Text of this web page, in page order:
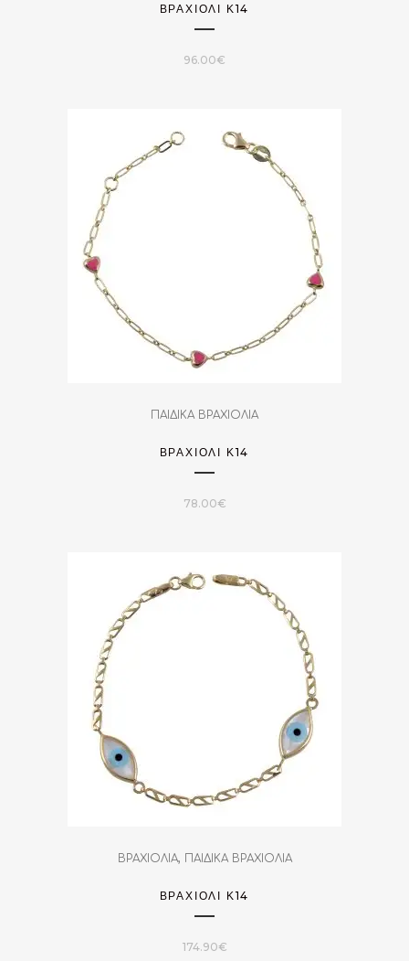
ΒΡΑΧΙΌΛΙ Κ14
96.00€
ΠΑΙΔΙΚΑ ΒΡΑΧΙΟΛΙΑ
ΒΡΑΧΙΌΛΙ Κ14
78.00€
ΒΡΑΧΙΟΛΙΑ, ΠΑΙΔΙΚΑ ΒΡΑΧΙΟΛΙΑ
ΒΡΑΧΙΌΛΙ Κ14
174.90€